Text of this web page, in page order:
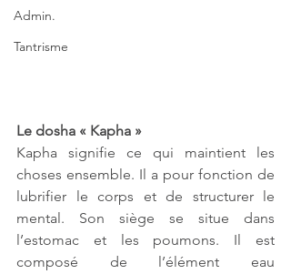
Admin.
Tantrisme
Le dosha « Kapha »
Kapha signifie ce qui maintient les
choses ensemble. Il a pour fonction de
lubrifier le corps et de structurer le
mental. Son siège se situe dans
l’estomac et les poumons. Il est
composé de l’élément eau